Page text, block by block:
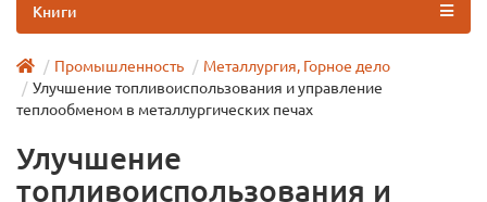
Книги
Промышленность
Металлургия, Горное дело
Улучшение топливоиспользования и управление
теплообменом в металлургических печах
Улучшение
топливоиспользования и